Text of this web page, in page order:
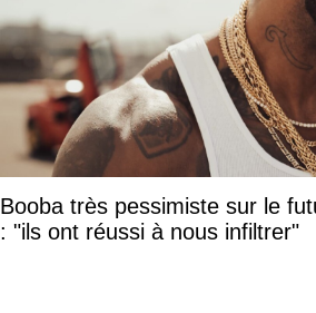
Booba très pessimiste sur le
: "ils ont réussi à nous infiltrer"